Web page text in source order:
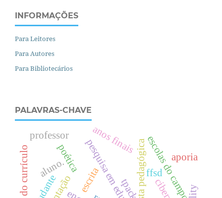
INFORMAÇÕES
Para Leitores
Para Autores
Para Bibliotecários
PALAVRAS-CHAVE
pesquisa em educação
escrita tpack
poética escolas do campo
ffsd
professor
aluno. aporia
anos finais